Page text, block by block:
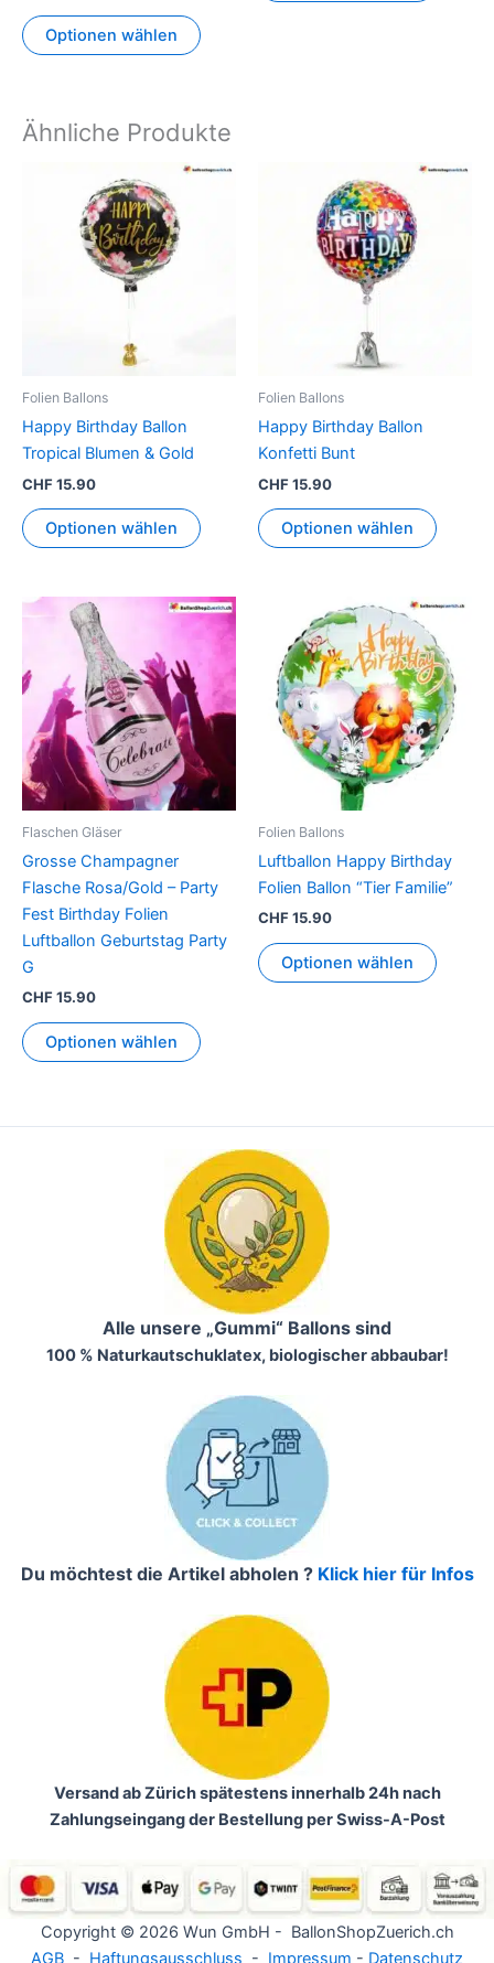
Optionen wählen
Ähnliche Produkte
Folien Ballons
Happy Birthday Ballon
Tropical Blumen & Gold
CHF15.90
Optionen wählen
Folien Ballons
Happy Birthday Ballon
Konfetti Bunt
CHF15.90
Optionen wählen
Flaschen Gläser
Grosse Champagner
Flasche Rosa/Gold – Party
Fest Birthday Folien
Luftballon Geburtstag Party
G
CHF15.90
Optionen wählen
Folien Ballons
Luftballon Happy Birthday
Folien Ballon “Tier Familie”
CHF15.90
Optionen wählen
Alle unsere „Gummi“ Ballons sind
100 % Naturkautschuklatex, biologischer abbaubar!
Du möchtest die Artikel abholen ? Klick hier für Infos
Versand ab Zürich spätestens innerhalb 24h nach
Zahlungseingang der Bestellung per Swiss-A-Post
Copyright © 2026 Wun GmbH - BallonShopZuerich.ch
AGB - Haftungsausschluss - Impressum - Datenschutz